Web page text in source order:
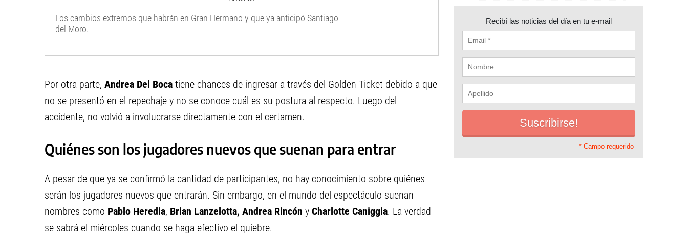
Los cambios extremos que habrán en Gran Hermano y que ya anticipó Santiago
del Moro.
Por otra parte, Andrea Del Boca tiene chances de ingresar a través del Golden Ticket debido a que
no se presentó en el repechaje y no se conoce cuál es su postura al respecto. Luego del
accidente, no volvió a involucrarse directamente con el certamen.
Quiénes son los jugadores nuevos que suenan para entrar
A pesar de que ya se confirmó la cantidad de participantes, no hay conocimiento sobre quiénes
serán los jugadores nuevos que entrarán. Sin embargo, en el mundo del espectáculo suenan
nombres como Pablo Heredia, Brian Lanzelotta, Andrea Rincón y Charlotte Caniggia. La verdad
se sabrá el miércoles cuando se haga efectivo el quiebre.
Recibí las noticias del día en tu e-mail
* Campo requerido